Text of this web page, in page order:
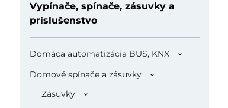
Vypínače, spínače, zásuvky a
príslušenstvo
Domáca automatizácia BUS, KNX
Domové spínače a zásuvky
Zásuvky